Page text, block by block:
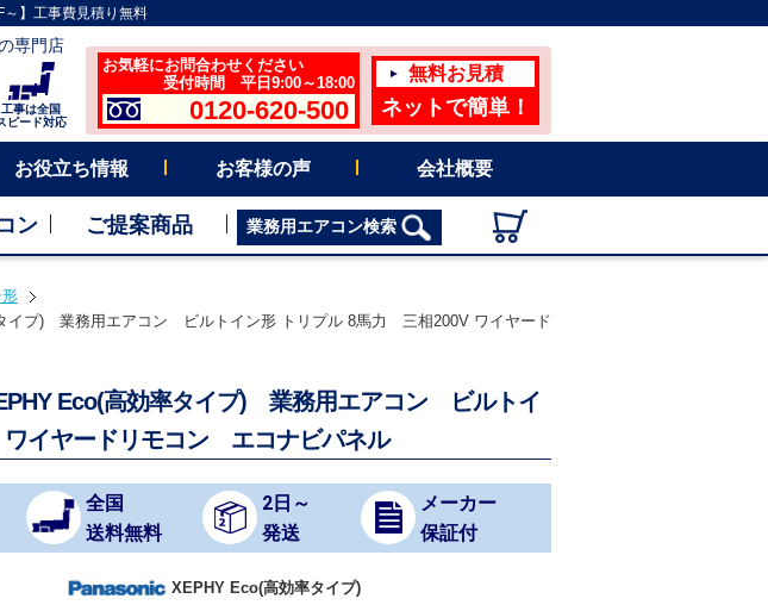
】工事費見積り無料
専門店
工事は全国
ピード対応
お気軽にお問合わせください
受付時間 平日9:00～18:00
0120-620-500
無料お見積
ネットで簡単！
お役立ち情報 お客様の声 会社概要
ン ご提案商品 業務用エアコン検索
形
プ) 業務用エアコン ビルトイン形 トリプル 8馬力 三相200V ワイヤード
Eco(高効率タイプ) 業務用エアコン ビルトイ
イヤードリモコン エコナビパネル
全国
送料無料
2日～
発送
メーカー
保証付
XEPHY Eco(高効率タイプ)